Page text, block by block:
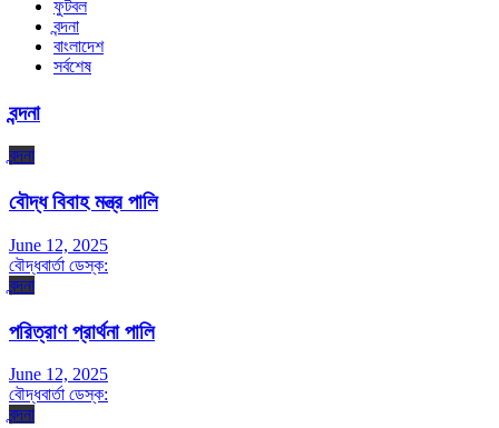
ফুটবল
বন্দনা
বাংলাদেশ
সর্বশেষ
বন্দনা
বন্দনা
বৌদ্ধ বিবাহ মন্ত্র পালি
June 12, 2025
বৌদ্ধবার্তা ডেস্ক:
বন্দনা
পরিত্রাণ প্রার্থনা পালি
June 12, 2025
বৌদ্ধবার্তা ডেস্ক:
বন্দনা